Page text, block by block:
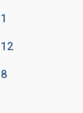
1
12
8